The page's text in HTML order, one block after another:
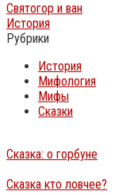
Святогор и ван
История
Рубрики
История
Мифология
Мифы
Сказки
Сказка: о горбуне
Сказка кто ловчее?